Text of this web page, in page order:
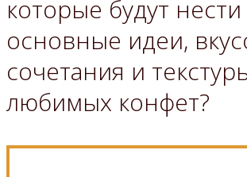
которые будут
основные идеи,
сочетания и
любимых конфет?